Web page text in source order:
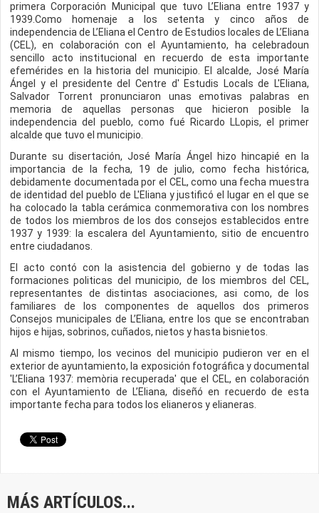
primera Corporación Municipal que tuvo L’Eliana entre 1937 y
1939.Como homenaje a los setenta y cinco años de
independencia de L’Eliana el Centro de Estudios locales de L’Eliana
(CEL), en colaboración con el Ayuntamiento, ha celebradoun
sencillo acto institucional en recuerdo de esta importante
efemérides en la historia del municipio. El alcalde, José María
Ángel y el presidente del Centre d' Estudis Locals de L'Eliana,
Salvador Torrent pronunciaron unas emotivas palabras en
memoria de aquellas personas que hicieron posible la
independencia del pueblo, como fué Ricardo LLopis, el primer
alcalde que tuvo el municipio.
Durante su disertación, José María Ángel hizo hincapié en la
importancia de la fecha, 19 de julio, como fecha histórica,
debidamente documentada por el CEL, como una fecha muestra
de identidad del pueblo de L'Eliana y justificó el lugar en el que se
ha colocado la tabla cerámica conmemorativa con los nombres
de todos los miembros de los dos consejos establecidos entre
1937 y 1939: la escalera del Ayuntamiento, sitio de encuentro
entre ciudadanos.
El acto contó con la asistencia del gobierno y de todas las
formaciones politicas del municipio, de los miembros del CEL,
representantes de distintas asociaciones, asi como, de los
familiares de los componentes de aquellos dos primeros
Consejos municipales de L’Eliana, entre los que se encontraban
hijos e hijas, sobrinos, cuñados, nietos y hasta bisnietos.
Al mismo tiempo, los vecinos del municipio pudieron ver en el
exterior de ayuntamiento, la exposición fotográfica y documental
'L’Eliana 1937: memòria recuperada' que el CEL, en colaboración
con el Ayuntamiento de L’Eliana, diseñó en recuerdo de esta
importante fecha para todos los elianeros y elianeras.
MÁS ARTÍCULOS...